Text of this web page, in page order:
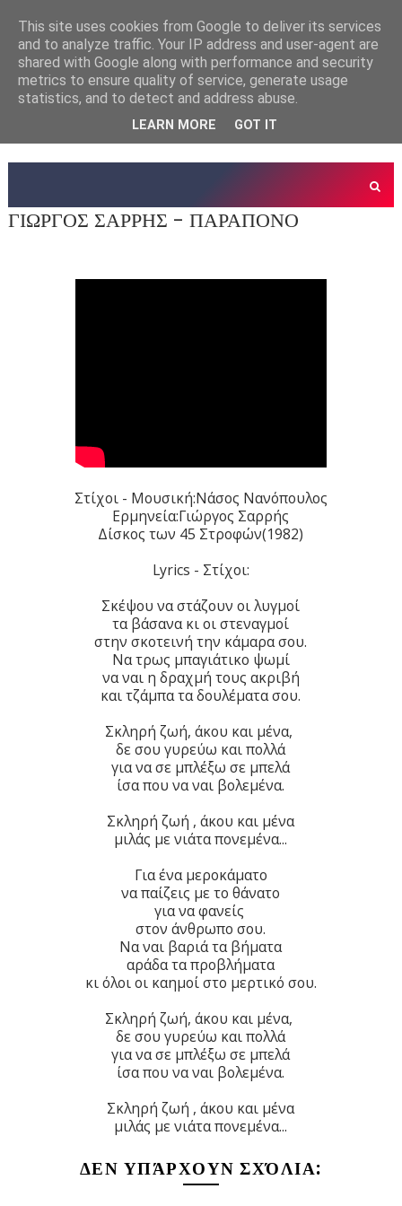
ΓΙΩΡΓΟΣ ΣΑΡΡΗΣ - ΠΑΡΑΠΟΝΟ
Στίχοι - Μουσική:Νάσος Νανόπουλος
Ερμηνεία:Γιώργος Σαρρής
Δίσκος των 45 Στροφών(1982)
Lyrics - Στίχοι:
Σκέψου να στάζουν οι λυγμοί
τα βάσανα κι οι στεναγμοί
στην σκοτεινή την κάμαρα σου.
Να τρως μπαγιάτικο ψωμί
να ναι η δραχμή τους ακριβή
και τζάμπα τα δουλέματα σου.
Σκληρή ζωή, άκου και μένα,
δε σου γυρεύω και πολλά
για να σε μπλέξω σε μπελά
ίσα που να ναι βολεμένα.
Σκληρή ζωή , άκου και μένα
μιλάς με νιάτα πονεμένα...
Για ένα μεροκάματο
να παίζεις με το θάνατο
για να φανείς
στον άνθρωπο σου.
Να ναι βαριά τα βήματα
αράδα τα προβλήματα
κι όλοι οι καημοί στο μερτικό σου.
Σκληρή ζωή, άκου και μένα,
δε σου γυρεύω και πολλά
για να σε μπλέξω σε μπελά
ίσα που να ναι βολεμένα.
Σκληρή ζωή , άκου και μένα
μιλάς με νιάτα πονεμένα...
ΔΕΝ ΥΠΆΡΧΟΥΝ ΣΧΌΛΙΑ:
This site uses cookies from Google to deliver its services
and to analyze traffic. Your IP address and user-agent are
shared with Google along with performance and security
metrics to ensure quality of service, generate usage
statistics, and to detect and address abuse.
LEARN MORE GOT IT